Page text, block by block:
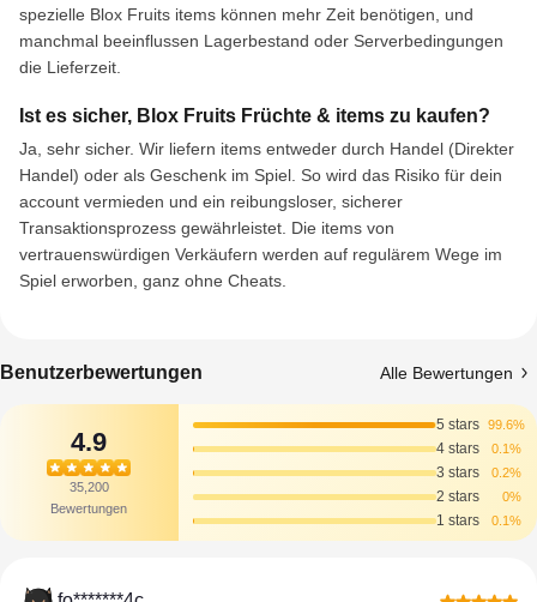
spezielle Blox Fruits items können mehr Zeit benötigen, und
manchmal beeinflussen Lagerbestand oder Serverbedingungen
die Lieferzeit.
Ist es sicher, Blox Fruits Früchte & items zu kaufen?
Ja, sehr sicher. Wir liefern items entweder durch Handel (Direkter
Handel) oder als Geschenk im Spiel. So wird das Risiko für dein
account vermieden und ein reibungsloser, sicherer
Transaktionsprozess gewährleistet. Die items von
vertrauenswürdigen Verkäufern werden auf regulärem Wege im
Spiel erworben, ganz ohne Cheats.
Benutzerbewertungen Alle Bewertungen
4.9
35,200
Bewertungen
5 stars 99.6%
4 stars 0.1%
3 stars 0.2%
2 stars 0%
1 stars 0.1%